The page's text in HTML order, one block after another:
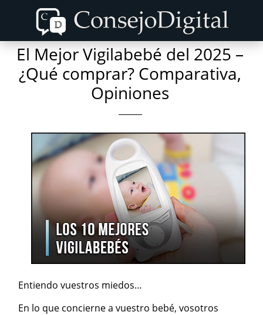
content
primary
sidebar
El Mejor Vigilabebé del 2025 –
¿Qué comprar? Comparativa,
Opiniones
Entiendo vuestros miedos…
En lo que concierne a vuestro bebé, vosotros